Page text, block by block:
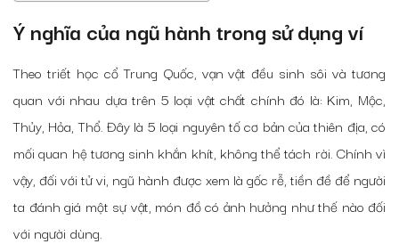
Ý nghĩa của ngũ hành trong sử dụng ví
Theo triết học cổ Trung Quốc, vạn vật đều sinh sôi và tương
quan với nhau dựa trên 5 loại vật chất chính đó là: Kim, Mộc,
Thủy, Hỏa, Thổ. Đây là 5 loại nguyên tố cơ bản của thiên địa, có
mối quan hệ tương sinh khắn khít, không thể tách rời. Chính vì
vậy, đối với tử vi, ngũ hành được xem là gốc rễ, tiền đề để người
ta đánh giá một sự vật, món đồ có ảnh hưởng như thế nào đối
với người dùng.